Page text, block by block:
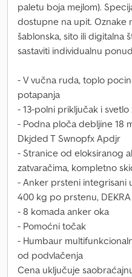
paletu boja mejlom).
dostupne na upit. Oznake
šablonska, sito ili digitalna
sastaviti individualnu
- V vučna ruda, toplo
potapanja
- 13-polni priključak i svetlo
- Podna ploča debljine 18
Dkjded T Swnopfx Apdjr
- Stranice od eloksiranog
zatvaračima, kompletno
- Anker prsteni integrisani
400 kg po prstenu,
- 8 komada anker oka
- Pomoćni točak
- Humbaur
od podvlačenja
Cena uključuje